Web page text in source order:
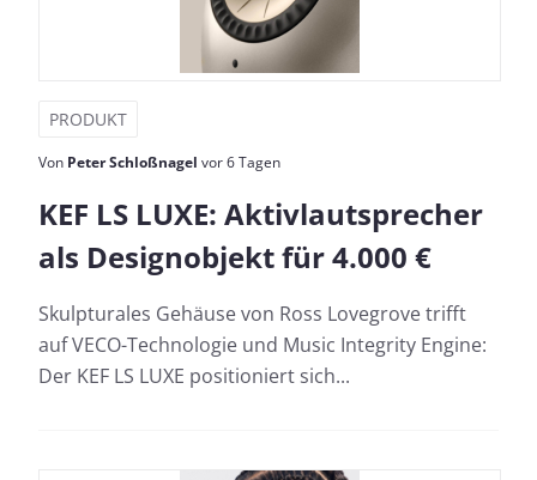
PRODUKT
Von Peter Schloßnagel vor 6 Tagen
KEF LS LUXE: Aktivlautsprecher
als Designobjekt für 4.000 €
Skulpturales Gehäuse von Ross Lovegrove trifft
auf VECO-Technologie und Music Integrity Engine:
Der KEF LS LUXE positioniert sich...